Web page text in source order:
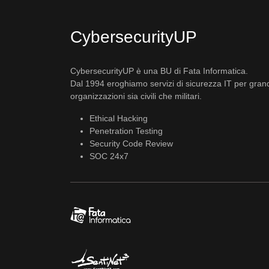
CybersecurityUP
CybersecurityUP è una BU di Fata Informatica.
Dal 1994 eroghiamo servizi di sicurezza IT per
organizzazioni sia civili che militari.
Ethical Hacking
Penetration Testing
Security Code Review
SOC 24x7